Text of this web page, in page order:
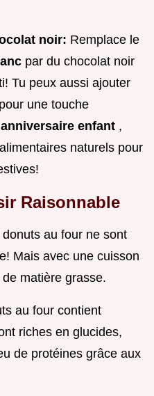
noir: Remplace le
par du chocolat noir
Tu peux aussi ajouter
une touche
anniversaire enfant ,
naturels pour
Raisonnable
au four ne sont
Mais avec une cuisson
matière grasse.
au four contient
riches en glucides,
de protéines grâce aux